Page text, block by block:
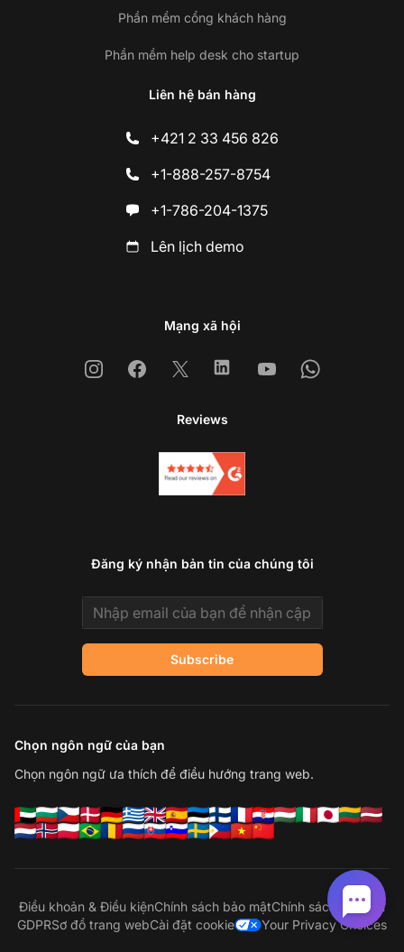
Phần mềm cổng khách hàng
Phần mềm help desk cho startup
Liên hệ bán hàng
+421 2 33 456 826
+1-888-257-8754
+1-786-204-1375
Lên lịch demo
Mạng xã hội
InstagramFacebook
X LinkedinYoutubeWhatsapp
Reviews
Đăng ký nhận bản tin của chúng tôi
Email address
Subscribe
Chọn ngôn ngữ của bạn
Chọn ngôn ngữ ưa thích để điều hướng trang web.
Điều khoản & Điều kiệnChính sách bảo mậtChính sách riêng tư
GDPRSơ đồ trang webCài đặt cookie Your Privacy Choices